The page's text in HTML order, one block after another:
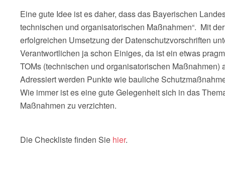
Eine gute Idee ist es daher, dass das Bayerischen
technischen und organisatorischen Maßnahmen“. Mit
erfolgreichen Umsetzung der Datenschutzvorschriften
Verantwortlichen ja schon Einiges, da ist ein etwas
TOMs (technischen und organisatorischen
Adressiert werden Punkte wie bauliche
Wie immer ist es eine gute Gelegenheit sich in das
Maßnahmen zu verzichten.
Die Checkliste finden Sie hier.